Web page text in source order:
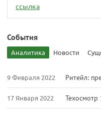
ссылка
События
Аналитика Новости
9 Февраля 2022 Ритейл:
17 Января 2022